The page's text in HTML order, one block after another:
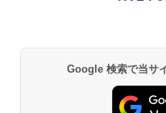
Google 検索で当サ